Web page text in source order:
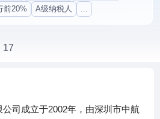
前20%
A级纳税人 ...
17
司成立于2002年，由深圳市中航